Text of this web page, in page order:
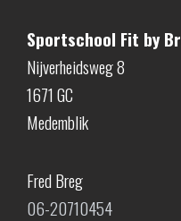
Sportschool Fit by
Nijverheidsweg 8
1671 GC
Medemblik
Fred Breg
06-20710454